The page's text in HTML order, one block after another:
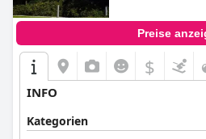
Preise
$
INFO
Kategorien